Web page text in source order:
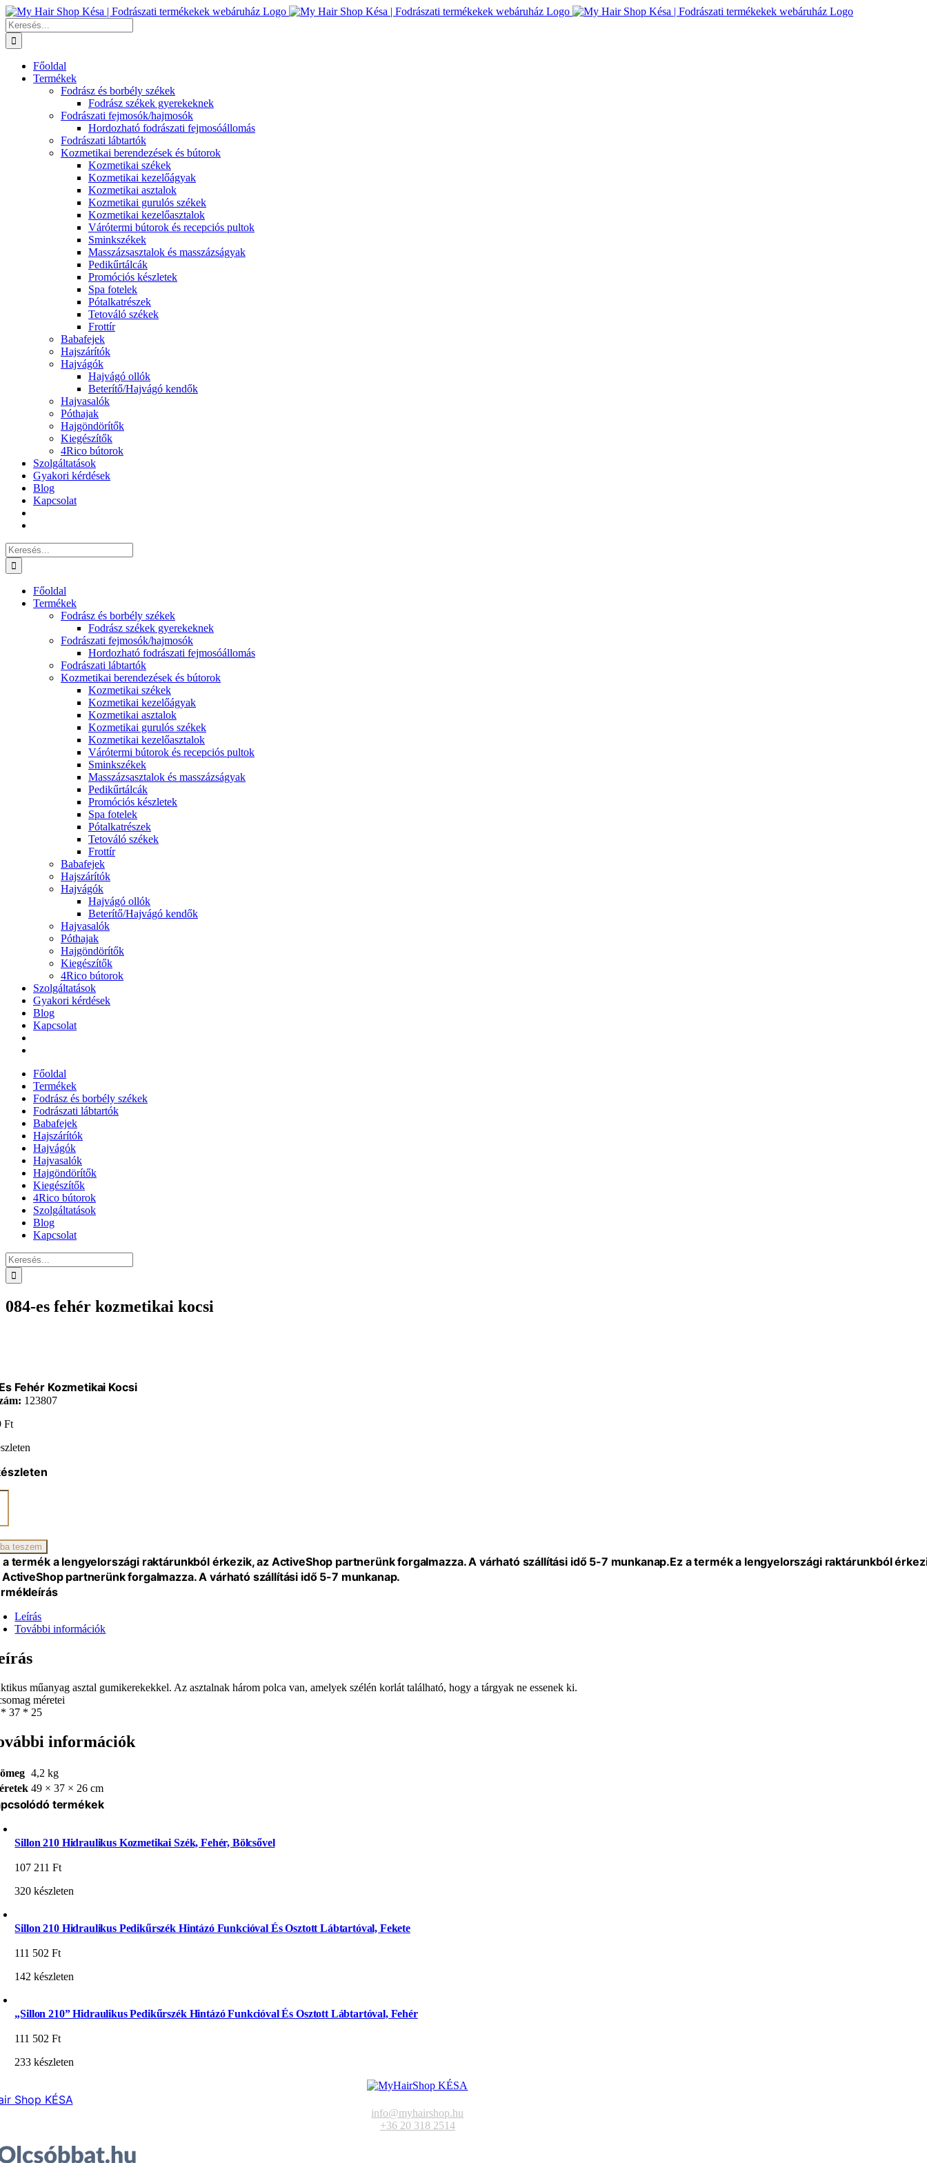
Kihagyás
Keresés...
Főoldal
Termékek
Fodrász és borbély székek
Fodrász székek gyerekeknek
Fodrászati fejmosók/hajmosók
Hordozható fodrászati fejmosóállomás
Fodrászati lábtartók
Kozmetikai berendezések és bútorok
Kozmetikai székek
Kozmetikai kezelőágyak
Kozmetikai asztalok
Kozmetikai gurulós székek
Kozmetikai kezelőasztalok
Várótermi bútorok és recepciós pultok
Sminkszékek
Masszázsasztalok és masszázságyak
Pedikűrtálcák
Promóciós készletek
Spa fotelek
Pótalkatrészek
Tetováló székek
Frottír
Babafejek
Hajszárítók
Hajvágók
Hajvágó ollók
Beterítő/Hajvágó kendők
Hajvasalók
Póthajak
Hajgöndörítők
Kiegészítők
4Rico bútorok
Szolgáltatások
Gyakori kérdések
Blog
Kapcsolat
Keresés...
Főoldal
Termékek
Fodrász és borbély székek
Fodrász székek gyerekeknek
Fodrászati fejmosók/hajmosók
Hordozható fodrászati fejmosóállomás
Fodrászati lábtartók
Kozmetikai berendezések és bútorok
Kozmetikai székek
Kozmetikai kezelőágyak
Kozmetikai asztalok
Kozmetikai gurulós székek
Kozmetikai kezelőasztalok
Várótermi bútorok és recepciós pultok
Sminkszékek
Masszázsasztalok és masszázságyak
Pedikűrtálcák
Promóciós készletek
Spa fotelek
Pótalkatrészek
Tetováló székek
Frottír
Babafejek
Hajszárítók
Hajvágók
Hajvágó ollók
Beterítő/Hajvágó kendők
Hajvasalók
Póthajak
Hajgöndörítők
Kiegészítők
4Rico bútorok
Szolgáltatások
Gyakori kérdések
Blog
Kapcsolat
Főoldal
Termékek
Fodrász és borbély székek
Fodrászati lábtartók
Babafejek
Hajszárítók
Hajvágók
Hajvasalók
Hajgöndörítők
Kiegészítők
4Rico bútorok
Szolgáltatások
Blog
Kapcsolat
Keresés...
084-es fehér kozmetikai kocsi
Fehér Kozmetikai Kocsi
123807
Ft
teszem
a termék a lengyelországi raktárunkból érkezik, az ActiveShop partnerünk forgalmazza. A várható szállítási idő 5-7 munkanap.Ez a termék a lengyelországi raktárunkból
ActiveShop partnerünk forgalmazza. A várható szállítási idő 5-7 munkanap.
Leírás
További információk
műanyag asztal gumikerekekkel. Az asztalnak három polca van, amelyek szélén korlát található, hogy a tárgyak ne essenek ki.
méretei
37 * 25
információk
4,2 kg
49 × 37 × 26 cm
termékek
Sillon 210 Hidraulikus Kozmetikai Szék, Fehér, Bölcsővel
107 211Ft
320 készleten
Sillon 210 Hidraulikus Pedikűrszék Hintázó Funkcióval És Osztott Lábtartóval, Fekete
111 502Ft
142 készleten
„Sillon 210” Hidraulikus Pedikűrszék Hintázó Funkcióval És Osztott Lábtartóval, Fehér
111 502Ft
233 készleten
Shop KÉSA
info@myhairshop.hu
+36 20 318 2514